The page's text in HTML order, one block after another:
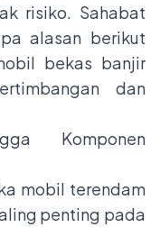
risiko. Sahabat
alasan berikut
bekas banjir
dan
Komponen
mobil terendam
penting pada